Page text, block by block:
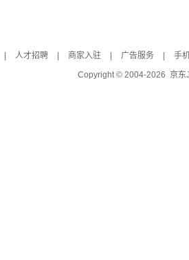
人才招聘 商家入驻 广告服务 手
Copyright © 2004-2026 京东